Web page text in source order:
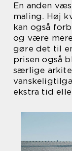
En anden
maling. Høj
kan også
og være
gøre det til
prisen også
særlige
ekstra tid